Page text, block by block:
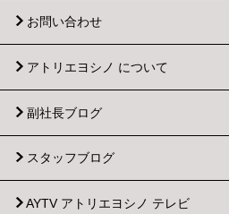
お問い合わせ
アトリエヨシノ について
副社長ブログ
スタッフブログ
AYTV アトリエヨシノ テレビ